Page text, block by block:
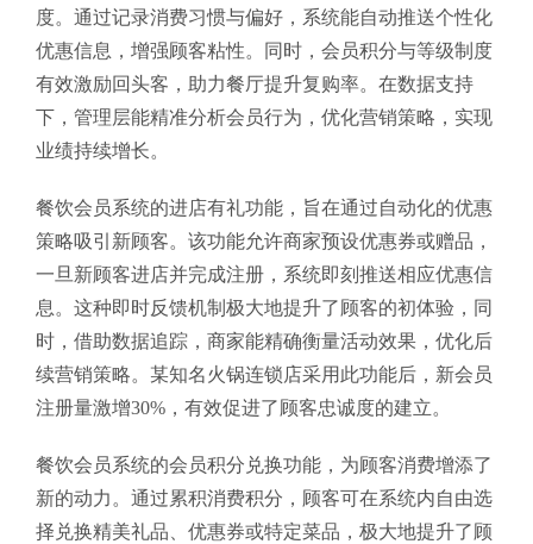
度。通过记录消费习惯与偏好，系统能自动推送个性化
优惠信息，增强顾客粘性。同时，会员积分与等级制度
有效激励回头客，助力餐厅提升复购率。在数据支持
下，管理层能精准分析会员行为，优化营销策略，实现
业绩持续增长。
餐饮会员系统的进店有礼功能，旨在通过自动化的优惠
策略吸引新顾客。该功能允许商家预设优惠券或赠品，
一旦新顾客进店并完成注册，系统即刻推送相应优惠信
息。这种即时反馈机制极大地提升了顾客的初体验，同
时，借助数据追踪，商家能精确衡量活动效果，优化后
续营销策略。某知名火锅连锁店采用此功能后，新会员
注册量激增30%，有效促进了顾客忠诚度的建立。
餐饮会员系统的会员积分兑换功能，为顾客消费增添了
新的动力。通过累积消费积分，顾客可在系统内自由选
择兑换精美礼品、优惠券或特定菜品，极大地提升了顾